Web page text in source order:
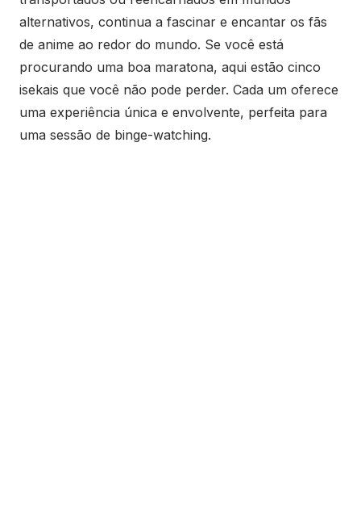
alternativos, continua a fascinar e encantar os fãs
de anime ao redor do mundo. Se você está
procurando uma boa maratona, aqui estão cinco
isekais que você não pode perder. Cada um oferece
uma experiência única e envolvente, perfeita para
uma sessão de binge-watching.